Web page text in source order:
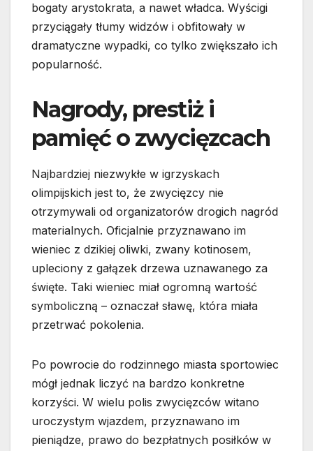
bogaty arystokrata, a nawet władca. Wyścigi
przyciągały tłumy widzów i obfitowały w
dramatyczne wypadki, co tylko zwiększało ich
popularność.
Nagrody, prestiż i
pamięć o zwycięzcach
Najbardziej niezwykłe w igrzyskach
olimpijskich jest to, że zwycięzcy nie
otrzymywali od organizatorów drogich nagród
materialnych. Oficjalnie przyznawano im
wieniec z dzikiej oliwki, zwany kotinosem,
upleciony z gałązek drzewa uznawanego za
święte. Taki wieniec miał ogromną wartość
symboliczną – oznaczał sławę, która miała
przetrwać pokolenia.
Po powrocie do rodzinnego miasta sportowiec
mógł jednak liczyć na bardzo konkretne
korzyści. W wielu polis zwycięzców witano
uroczystym wjazdem, przyznawano im
pieniądze, prawo do bezpłatnych posiłków w